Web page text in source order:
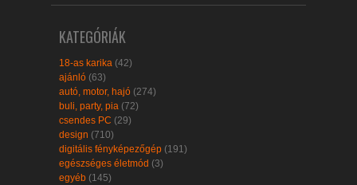
KATEGÓRIÁK
18-as karika (42)
ajánló (63)
autó, motor, hajó (274)
buli, party, pia (72)
csendes PC (29)
design (710)
digitális fényképezőgép (191)
egészséges életmód (3)
egyéb (145)